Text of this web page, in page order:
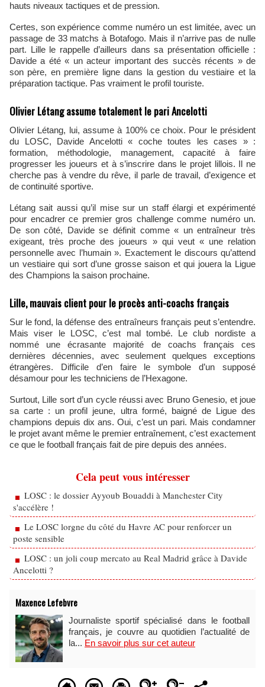
hauts niveaux tactiques et de pression.
Certes, son expérience comme numéro un est limitée, avec un
passage de 33 matchs à Botafogo. Mais il n’arrive pas de nulle
part. Lille le rappelle d’ailleurs dans sa présentation officielle :
Davide a été « un acteur important des succès récents » de
son père, en première ligne dans la gestion du vestiaire et la
préparation tactique. Pas vraiment le profil touriste.
Olivier Létang assume totalement le pari Ancelotti
Olivier Létang, lui, assume à 100% ce choix. Pour le président
du LOSC, Davide Ancelotti « coche toutes les cases » :
formation, méthodologie, management, capacité à faire
progresser les joueurs et à s’inscrire dans le projet lillois. Il ne
cherche pas à vendre du rêve, il parle de travail, d’exigence et
de continuité sportive.
Létang sait aussi qu’il mise sur un staff élargi et expérimenté
pour encadrer ce premier gros challenge comme numéro un.
De son côté, Davide se définit comme « un entraîneur très
exigeant, très proche des joueurs » qui veut « une relation
personnelle avec l’humain ». Exactement le discours qu’attend
un vestiaire qui sort d’une grosse saison et qui jouera la Ligue
des Champions la saison prochaine.
Lille, mauvais client pour le procès anti-coachs français
Sur le fond, la défense des entraîneurs français peut s’entendre.
Mais viser le LOSC, c’est mal tombé. Le club nordiste a
nommé une écrasante majorité de coachs français ces
dernières décennies, avec seulement quelques exceptions
étrangères. Difficile d’en faire le symbole d’un supposé
désamour pour les techniciens de l’Hexagone.
Surtout, Lille sort d’un cycle réussi avec Bruno Genesio, et joue
sa carte : un profil jeune, ultra formé, baigné de Ligue des
champions depuis dix ans. Oui, c’est un pari. Mais condamner
le projet avant même le premier entraînement, c’est exactement
ce que le football français fait de pire depuis des années.
Cela peut vous intéresser
LOSC : le dossier Ayyoub Bouaddi à Manchester City
s'accélère !
Le LOSC lorgne du côté du Havre AC pour renforcer un
poste sensible
LOSC : un joli coup mercato au Real Madrid grâce à Davide
Ancelotti ?
Maxence Lefebvre
Journaliste sportif spécialisé dans le football
français, je couvre au quotidien l’actualité de
la... En savoir plus sur cet auteur